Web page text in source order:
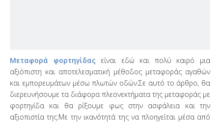
Μεταφορά φορτηγίδας είναι εδώ και πολύ καιρό μια
αξιόπιστη και αποτελεσματική μέθοδος μεταφοράς αγαθών
και εμπορευμάτων μέσω πλωτών οδών.Σε αυτό το άρθρο, θα
διερευνήσουμε τα διάφορα πλεονεκτήματα της μεταφοράς με
φορτηγίδα και θα ρίξουμε φως στην ασφάλεια και την
αξιοπιστία της.Με την ικανότητά της να πλοηγείται μέσα από